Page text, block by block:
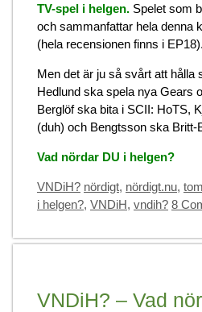
TV-spel i helgen. Spelet som
och sammanfattar hela denna
(hela recensionen finns i EP18).
Men det är ju så svårt att hålla
Hedlund ska spela nya Gears
Berglöf ska bita i SCII: HoTS,
(duh) och Bengtsson ska Britt-
Vad nördar DU i helgen?
Categories
VNDiH? Tags
nördigt, nördigt.nu,
i helgen?, VNDiH, vndih? 8
VNDiH? – Vad